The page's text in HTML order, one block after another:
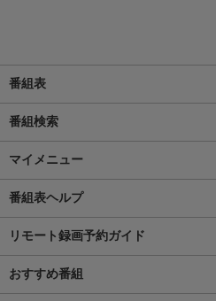
番組表
番組検索
マイメニュー
番組表ヘルプ
リモート録画予約ガイド
おすすめ番組